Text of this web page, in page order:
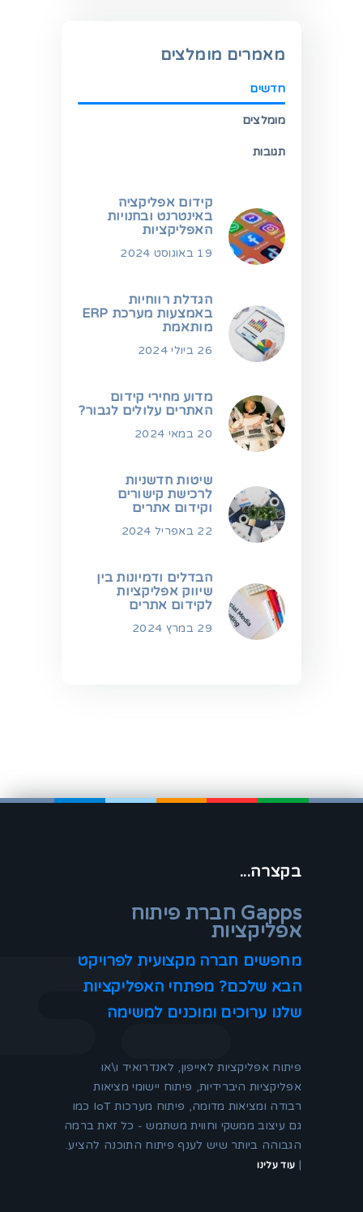
מאמרים מומלצים
חדשים
מומלצים
תגובות
קידום אפליקציה
באינטרנט ובחנויות
האפליקציות
19 באוגוסט 2024
הגדלת רווחיות
באמצעות מערכת ERP
מותאמת
26 ביולי 2024
מדוע מחירי קידום
האתרים עלולים לגבור?
20 במאי 2024
שיטות חדשניות
לרכישת קישורים
וקידום אתרים
22 באפריל 2024
הבדלים ודמיונות בין
שיווק אפליקציות
לקידום אתרים
29 במרץ 2024
בקצרה...
Gapps חברת פיתוח
אפליקציות
מחפשים חברה מקצועית לפרויקט
הבא שלכם? מפתחי האפליקציות
שלנו ערוכים ומוכנים למשימה
פיתוח אפליקציות לאייפון, לאנדרואיד ו\או
אפליקציות היברידיות, פיתוח יישומי מציאות
רבודה ומציאות מדומה, פיתוח מערכות IoT כמו
גם עיצוב ממשקי וחווית משתמש - כל זאת ברמה
הגבוהה ביותר שיש לענף פיתוח התוכנה להציע.
| עוד עלינו